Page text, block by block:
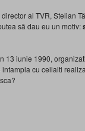
director al TVR, Stelian
să dau eu un motiv:
13 iunie 1990,
cu ceilalti